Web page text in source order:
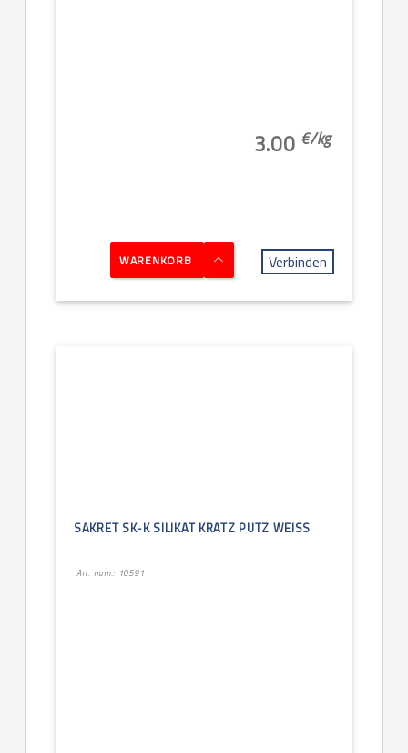
3.00 €/kg
WARENKORB Verbinden
SAKRET SK-K SILIKAT KRATZ PUTZ WEISS
Art. num.: 10591